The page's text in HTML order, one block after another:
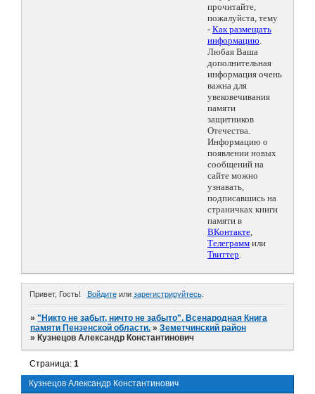
прочитайте,
пожалуйста, тему
- Как размещать
информацию.
Любая Ваша
дополнительная
информация очень
важна для
увековечивания
памяти
защитников
Отечества.
Информацию о
появлении новых
сообщений на
сайте можно
узнавать,
подписавшись на
страничках книги
памяти в
ВКонтакте,
Телеграмм или
Твиттер.
Привет, Гость! Войдитеили зарегистрируйтесь.
»"Никто не забыт, ничто не забыто". Всенародная Книга
памяти Пензенской области. »Земетчинский район
» Кузнецов Александр Константинович
Кузнецов Александр Константинович
Страница:1